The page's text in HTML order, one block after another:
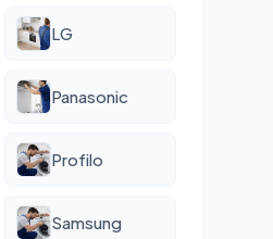
LG
Panasonic
Profilo
Samsung